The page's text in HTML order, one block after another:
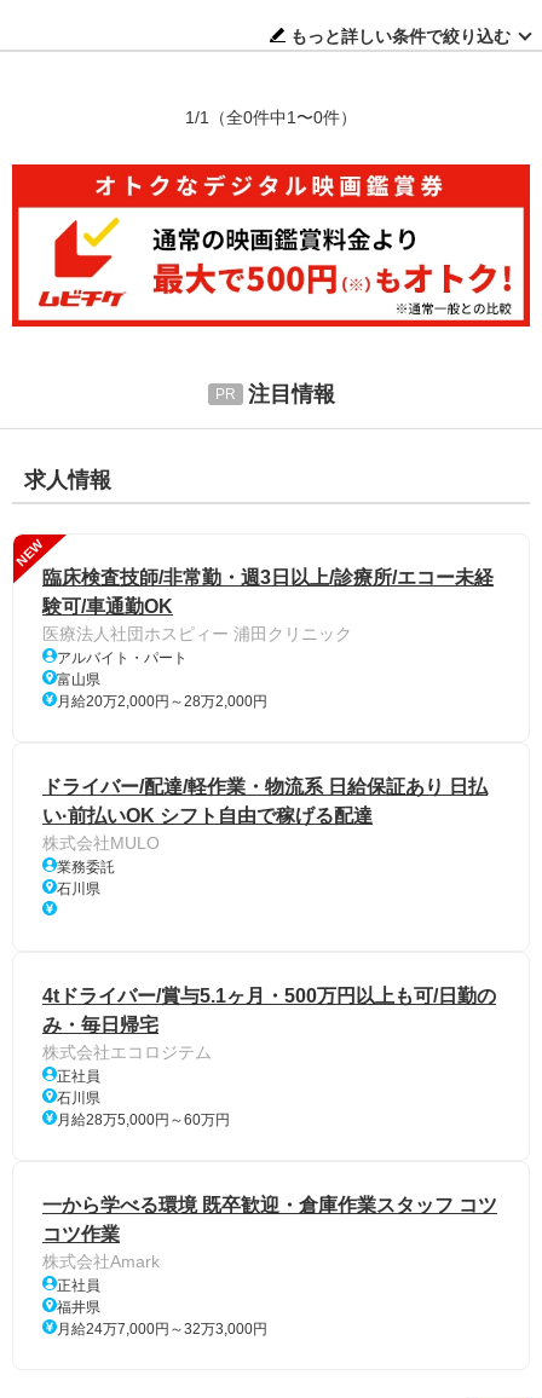
もっと詳しい条件で絞り込む
1/1 （全0件中1〜0件）
注目情報
求人情報
NEW
臨床検査技師/非常勤・週3日以上/診療所/エコー未経
験可/車通勤OK
医療法人社団ホスピィー 浦田クリニック
アルバイト・パート
富山県
月給20万2,000円～28万2,000円
ドライバー/配達/軽作業・物流系 日給保証あり 日払
い·前払いOK シフト自由で稼げる配達
株式会社MULO
業務委託
石川県
4tドライバー/賞与5.1ヶ月・500万円以上も可/日勤の
み・毎日帰宅
株式会社エコロジテム
正社員
石川県
月給28万5,000円～60万円
一から学べる環境 既卒歓迎・倉庫作業スタッフ コツ
コツ作業
株式会社Amark
正社員
福井県
月給24万7,000円～32万3,000円